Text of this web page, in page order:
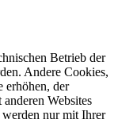
Betrieb der
Andere Cookies,
erhöhen, der
Websites
nur mit Ihrer